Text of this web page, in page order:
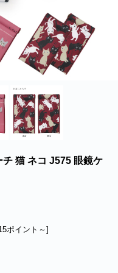
猫 ネコ J575 眼鏡ケ
ポイント～]